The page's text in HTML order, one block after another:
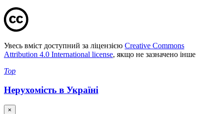
Увесь вміст доступний за ліцензією Creative Commons
Attribution 4.0 International license, якщо не зазначено інше
Top
Нерухомість в Україні
×